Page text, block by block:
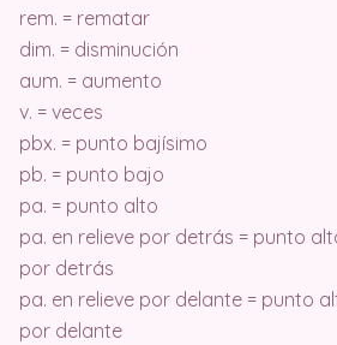
rem. = rematar
dim. = disminución
aum. = aumento
v. = veces
pbx. = punto bajísimo
pb. = punto bajo
pa. = punto alto
pa. en relieve por detrás = punto
por detrás
pa. en relieve por delante = punto
por delante